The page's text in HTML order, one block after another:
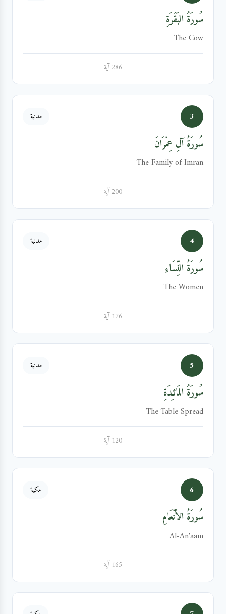
سُورَةُ البَقَرَةِ
The Cow
286 آية
3 مدنية
سُورَةُ آلِ عِمۡرَانَ
The Family of Imran
200 آية
4 مدنية
سُورَةُ النِّسَاءِ
The Women
176 آية
5 مدنية
سُورَةُ المَائـِدَةِ
The Table Spread
120 آية
6 مكية
سُورَةُ الأَنۡعَامِ
Al-An'aam
165 آية